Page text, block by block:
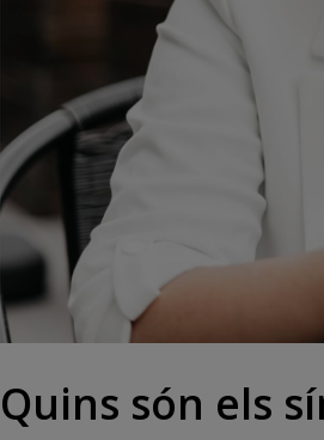
Quins són els